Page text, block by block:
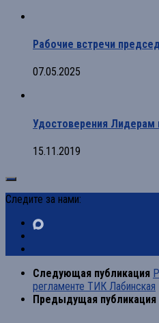
Рабочие встречи
07.05.2025
Удостоверения Лидерам
15.11.2019
Следите за нами:
Следующая публикация
регламенте ТИК Лабинская
Предыдущая публикация